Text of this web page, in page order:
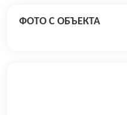
ФОТО С ОБЪЕКТА